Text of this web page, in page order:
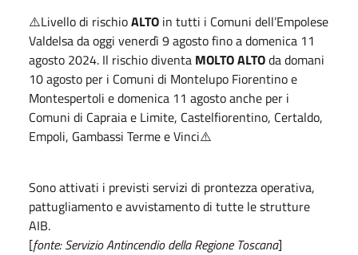
⚠️Livello di rischioALTO in tutti i Comuni dell’Empolese
Valdelsa da oggi venerdì 9 agosto fino a domenica 11
agosto 2024. Il rischio diventa MOLTO ALTOda domani
10 agosto per i Comuni di Montelupo Fiorentino e
Montespertoli e domenica 11 agosto anche per i
Comuni di Capraia e Limite, Castelfiorentino, Certaldo,
Empoli, Gambassi Terme e Vinci⚠️
Sono attivati i previsti servizi di prontezza operativa,
pattugliamento e avvistamento di tutte le strutture
AIB.
[fonte: Servizio Antincendio della Regione Toscana]